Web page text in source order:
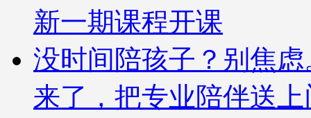
新一期课程开课
没时间陪孩子？别焦
来了，把专业陪伴送上